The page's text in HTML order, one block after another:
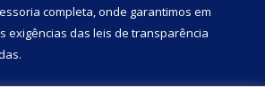
completa, onde garantimos em
exigências das leis de transparência